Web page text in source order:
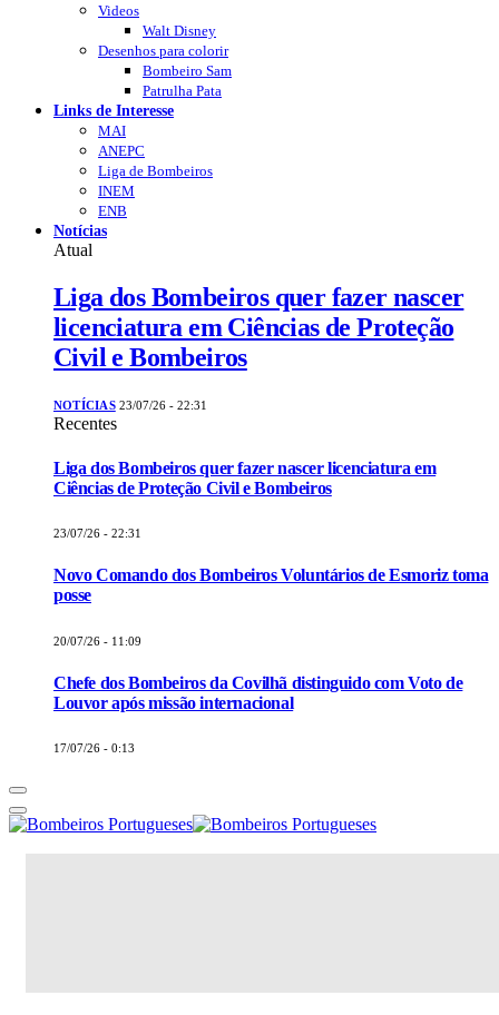
Videos
Walt Disney
Desenhos para colorir
Bombeiro Sam
Patrulha Pata
Links de Interesse
MAI
ANEPC
Liga de Bombeiros
INEM
ENB
Notícias
Atual
Liga dos Bombeiros quer fazer nascer
licenciatura em Ciências de Proteção
Civil e Bombeiros
NOTÍCIAS 23/07/26 - 22:31
Recentes
Liga dos Bombeiros quer fazer nascer licenciatura em
Ciências de Proteção Civil e Bombeiros
23/07/26 - 22:31
Novo Comando dos Bombeiros Voluntários de Esmoriz toma
posse
20/07/26 - 11:09
Chefe dos Bombeiros da Covilhã distinguido com Voto de
Louvor após missão internacional
17/07/26 - 0:13